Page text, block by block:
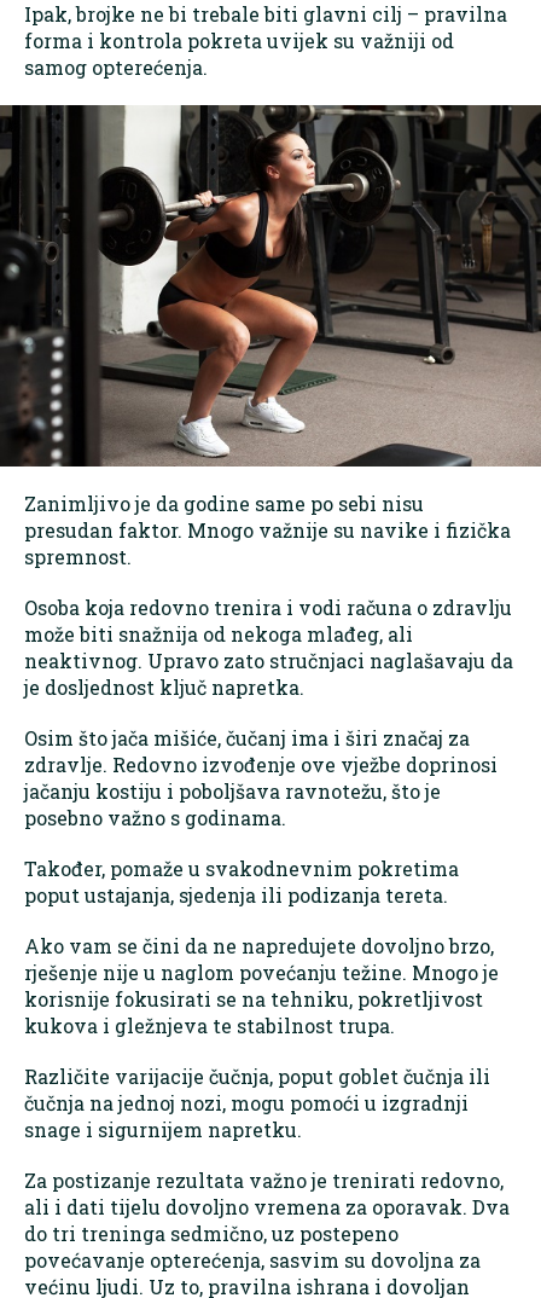
Ipak, brojke ne bi trebale biti glavni cilj – pravilna
forma i kontrola pokreta uvijek su važniji od
samog opterećenja.
Zanimljivo je da godine same po sebi nisu
presudan faktor. Mnogo važnije su navike i fizička
spremnost.
Osoba koja redovno trenira i vodi računa o zdravlju
može biti snažnija od nekoga mlađeg, ali
neaktivnog. Upravo zato stručnjaci naglašavaju da
je dosljednost ključ napretka.
Osim što jača mišiće, čučanj ima i širi značaj za
zdravlje. Redovno izvođenje ove vježbe doprinosi
jačanju kostiju i poboljšava ravnotežu, što je
posebno važno s godinama.
Također, pomaže u svakodnevnim pokretima
poput ustajanja, sjedenja ili podizanja tereta.
Ako vam se čini da ne napredujete dovoljno brzo,
rješenje nije u naglom povećanju težine. Mnogo je
korisnije fokusirati se na tehniku, pokretljivost
kukova i gležnjeva te stabilnost trupa.
Različite varijacije čučnja, poput goblet čučnja ili
čučnja na jednoj nozi, mogu pomoći u izgradnji
snage i sigurnijem napretku.
Za postizanje rezultata važno je trenirati redovno,
ali i dati tijelu dovoljno vremena za oporavak. Dva
do tri treninga sedmično, uz postepeno
povećavanje opterećenja, sasvim su dovoljna za
većinu ljudi. Uz to, pravilna ishrana i dovoljan